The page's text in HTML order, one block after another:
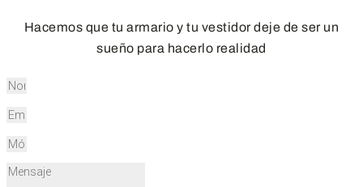
Hacemos que tu armario y tu vestidor deje de ser un
sueño para hacerlo realidad